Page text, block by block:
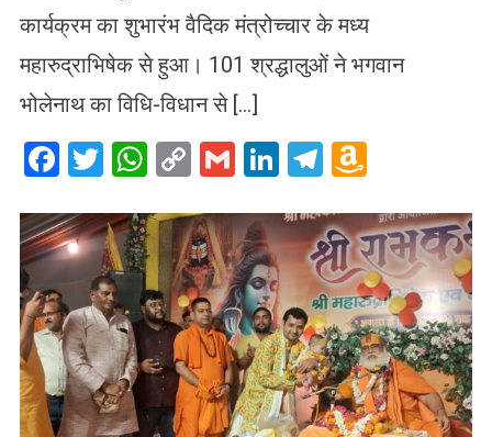
कार्यक्रम का शुभारंभ वैदिक मंत्रोच्चार के मध्य
महारुद्राभिषेक से हुआ। 101 श्रद्धालुओं ने भगवान
भोलेनाथ का विधि-विधान से […]
Facebook
Twitter
WhatsApp
CopyGmailLinkedIn
Telegram
List